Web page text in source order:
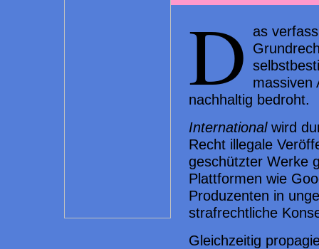
D as
massiven
nachhaltig bedroht.
Internationalwird
Recht illegale
geschützter Werke
Plattformen wie
Produzenten in
strafrechtliche
Gleichzeitig